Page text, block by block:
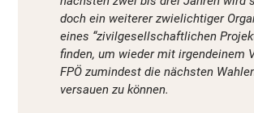
doch ein weiterer zwielichtiger
eines “zivilgesellschaftlichen
finden, um wieder mit irgendeinem
FPÖ zumindest die nächsten
versauen zu können.